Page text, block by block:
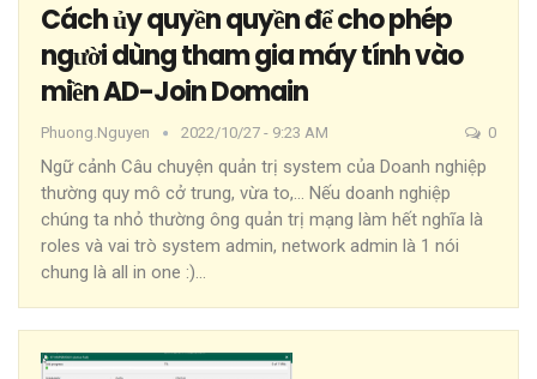
Cách ủy quyền quyền để cho phép
người dùng tham gia máy tính vào
miền AD-Join Domain
Phuong.nguyen 2022/10/27 - 9:23 AM 0
Ngữ cảnh Câu chuyện quản trị system của Doanh nghiệp
thường quy mô cở trung, vừa to,... Nếu doanh nghiệp
chúng ta nhỏ thường ông quản trị mạng làm hết nghĩa là
roles và vai trò system admin, network admin là 1 nói
chung là all in one :)…